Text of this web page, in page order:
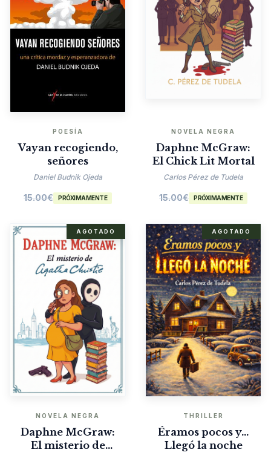
POESÍA
Vayan recogiendo,
señores
Daniel Budnik Ojeda
15.00€ PRÓXIMAMENTE
NOVELA NEGRA
Daphne McGraw:
El Chick Lit Mortal
Carlos Pérez de Tudela
15.00€ PRÓXIMAMENTE
AGOTADO
NOVELA NEGRA
Daphne McGraw:
El misterio de
AGOTADO
THRILLER
Éramos pocos y…
Llegó la noche